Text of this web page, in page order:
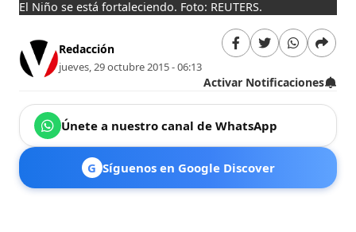
El Niño se está fortaleciendo. Foto: REUTERS.
Redacción
jueves, 29 octubre 2015 - 06:13
Activar Notificaciones
Únete a nuestro canal de WhatsApp
G Síguenos en Google Discover